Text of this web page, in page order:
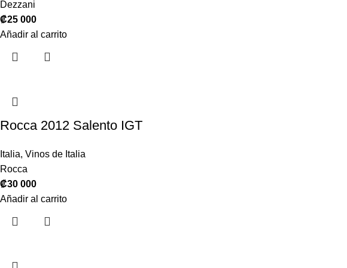
Dezzani
₡25 000
Añadir al carrito
Rocca 2012 Salento IGT
Italia, Vinos de Italia
Rocca
₡30 000
Añadir al carrito